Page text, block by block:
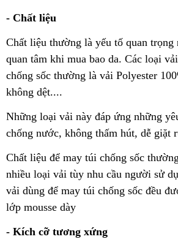
- Chất liệu
Chất liệu thường là yếu tố quan trọng
quan tâm khi mua bao da. Các loại
chống sốc thường là vải Polyester
không dệt....
Những loại vải này đáp ứng những
chống nước, không thấm hút, dễ giặt
Chất liệu để may túi chống sốc
nhiều loại vải tùy nhu cầu người sử
vải dùng để may túi chống sốc đều
lớp mousse dày
- Kích cỡ tương xứng